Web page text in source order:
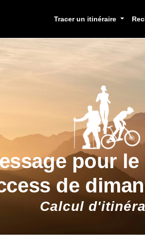
Tracer un itinéraire
pour
de
Calcul